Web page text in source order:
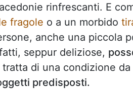
rinfrescanti. E
fragole o a un morbido
anche una piccola
seppur deliziose,
tratta di una condizione
predisposti.